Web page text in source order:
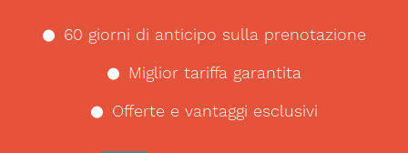
60 giorni di anticipo sulla prenotazione
Miglior tariffa garantita
Offerte e vantaggi esclusivi